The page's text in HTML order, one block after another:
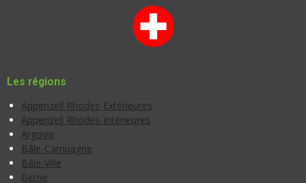
Les régions
Appenzell Rhodes-Extérieures
Appenzell Rhodes-Intérieures
Argovie
Bâle-Campagne
Bâle-Ville
Berne